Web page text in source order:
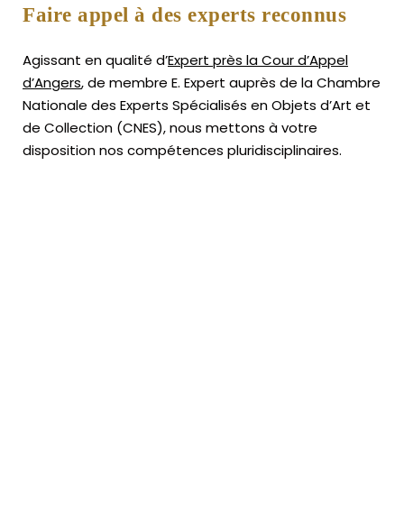
Faire appel à des experts reconnus
Agissant en qualité d’Expert près la Cour d’Appel
d’Angers, de membre E. Expert auprès de laChambre
Nationale des Experts Spécialisés en Objets d’Art et
de Collection (CNES),nous mettons à votre
disposition nos compétences pluridisciplinaires.